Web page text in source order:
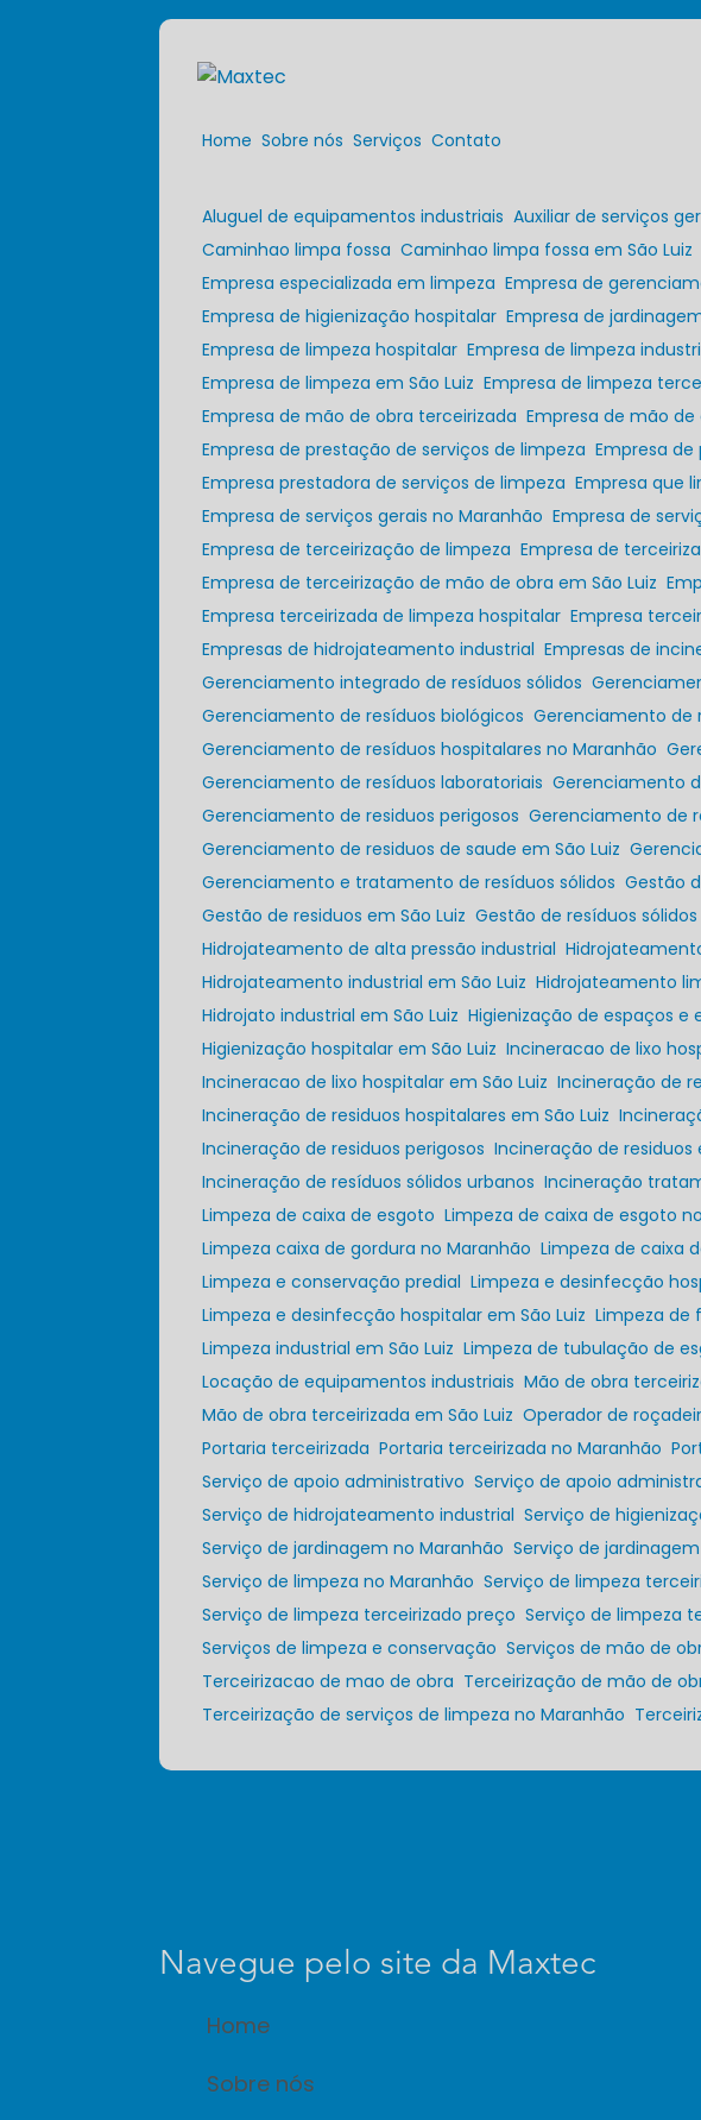
Home Sobre nós Serviços Contato
Aluguel de equipamentos industriais Auxiliar de serviços
Caminhao limpa fossa
Caminhao limpa fossa em São Luiz
Empresa especializada em limpeza
Empresa de
Empresa de higienização hospitalar
Empresa de
Empresa de limpeza hospitalar
Empresa de limpeza
Empresa de limpeza em São Luiz
Empresa de limpeza
Empresa de mão de obra terceirizada
Empresa de mão
Empresa de prestação de serviços de limpeza
Empresa
Empresa prestadora de serviços de limpeza
Empresa que
Empresa de serviços gerais no Maranhão
Empresa de
Empresa de terceirização de limpeza
Empresa de
Empresa de terceirização de mão de obra em São Luiz
Empresa terceirizada de limpeza hospitalar
Empresa
Empresas de hidrojateamento industrial
Empresas de
Gerenciamento integrado de resíduos sólidos
Gerenciamento de resíduos biológicos
Gerenciamento
Gerenciamento de resíduos hospitalares no Maranhão
Gerenciamento de resíduos laboratoriais
Gerenciamento
Gerenciamento de residuos perigosos
Gerenciamento de
Gerenciamento de residuos de saude em São Luiz
Gerenciamento e tratamento de resíduos sólidos
Gestão de residuos em São Luiz
Gestão de resíduos sólidos
Hidrojateamento de alta pressão industrial
Hidrojateamento industrial em São Luiz
Hidrojateamento
Hidrojato industrial em São Luiz
Higienização de espaços
Higienização hospitalar em São Luiz
Incineracao de lixo
Incineracao de lixo hospitalar em São Luiz
Incineração de
Incineração de residuos hospitalares em São Luiz
Incineração de residuos perigosos
Incineração de residuos
Incineração de resíduos sólidos urbanos
Incineração
Limpeza de caixa de esgoto
Limpeza de caixa de esgoto
Limpeza caixa de gordura no Maranhão
Limpeza de caixa
Limpeza e conservação predial
Limpeza e desinfecção
Limpeza e desinfecção hospitalar em São Luiz
Limpeza de
Limpeza industrial em São Luiz
Limpeza de tubulação de
Locação de equipamentos industriais
Mão de obra
Mão de obra terceirizada em São Luiz
Operador de
Portaria terceirizada
Portaria terceirizada no Maranhão
Serviço de apoio administrativo
Serviço de apoio
Serviço de hidrojateamento industrial
Serviço de
Serviço de jardinagem no Maranhão
Serviço de
Serviço de limpeza no Maranhão
Serviço de limpeza
Serviço de limpeza terceirizado preço
Serviço de limpeza
Serviços de limpeza e conservação
Serviços de mão de
Terceirizacao de mao de obra
Terceirização de mão de
Terceirização de serviços de limpeza no Maranhão
Navegue pelo site da Maxtec
Home
Sobre nós